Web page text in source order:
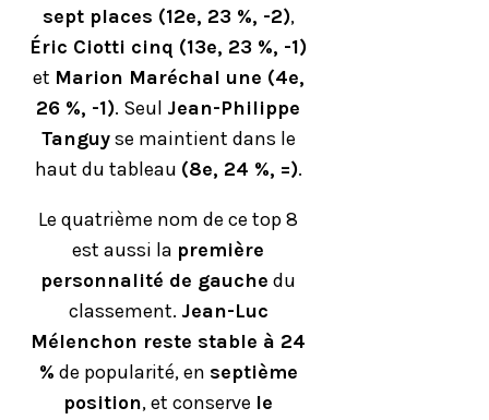
sept places (12e, 23 %, -2),
Éric Ciotti cinq (13e, 23 %, -1)
et Marion Maréchal une (4e,
26 %, -1). Seul Jean-Philippe
Tanguyse maintient dans le
haut du tableau (8e, 24 %, =).
Le quatrième nom de ce top 8
est aussi la première
personnalité de gauche du
classement. Jean-Luc
Mélenchon reste stable à 24
% de popularité, en septième
position, et conserve le